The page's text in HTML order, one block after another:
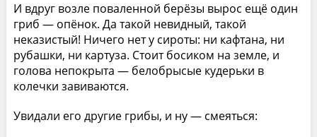
И вдруг возле поваленной берёзы вырос ещё один
гриб — опёнок. Да такой невидный, такой
неказистый! Ничего нет у сироты: ни кафтана, ни
рубашки, ни картуза. Стоит босиком на земле, и
голова непокрыта — белобрысые кудерьки в
колечки завиваются.
Увидали его другие грибы, и ну — смеяться: